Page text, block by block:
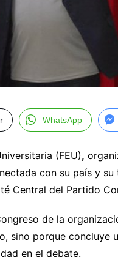
WhatsApp
(FEU),
con su país y
Central del Partido
de la
sino porque concluye
en el debate.